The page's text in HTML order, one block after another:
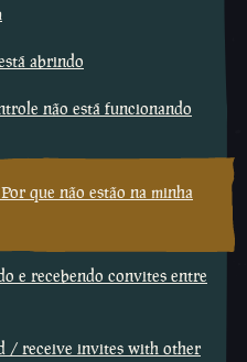
abrindo
não está funcionando
que não estão na minha
e recebendo convites entre
/ receive invites with other